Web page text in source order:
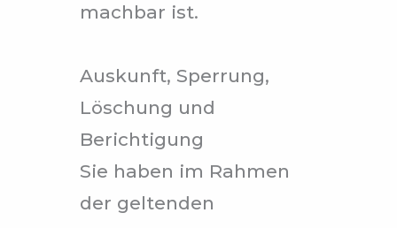
machbar ist.
Auskunft, Sperrung,
Löschung und
Berichtigung
Sie haben im Rahmen
der geltenden